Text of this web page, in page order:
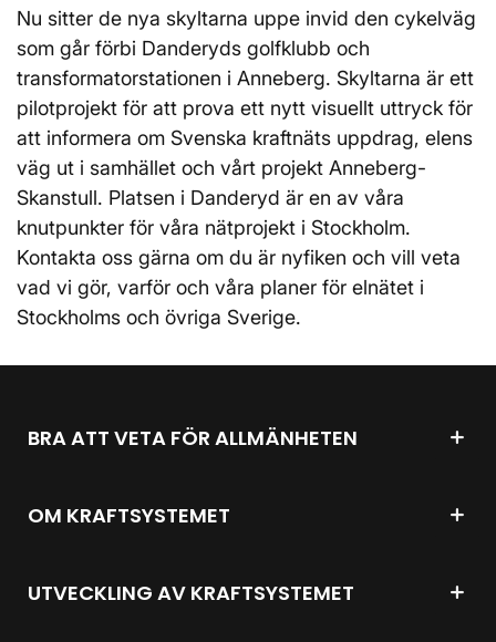
Nu sitter de nya skyltarna uppe invid den cykelväg
som går förbi Danderyds golfklubb och
transformatorstationen i Anneberg. Skyltarna är ett
pilotprojekt för att prova ett nytt visuellt uttryck för
att informera om Svenska kraftnäts uppdrag, elens
väg ut i samhället och vårt projekt Anneberg-
Skanstull. Platsen i Danderyd är en av våra
knutpunkter för våra nätprojekt i Stockholm.
Kontakta oss gärna om du är nyfiken och vill veta
vad vi gör, varför och våra planer för elnätet i
Stockholms och övriga Sverige.
BRA ATT VETA FÖR ALLMÄNHETEN
OM KRAFTSYSTEMET
UTVECKLING AV KRAFTSYSTEMET